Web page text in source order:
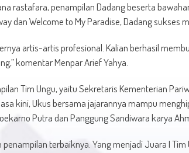
rastafara, penampilan Dadang beserta
dan Welcome to My Paradise, Dadang sukses
artis-artis profesional. Kalian berhasil
komentar Menpar Arief Yahya.
Tim Ungu, yaitu Sekretaris Kementerian
kini, Ukus bersama jajarannya mampu
Putra dan Panggung Sandiwara karya
terbaiknya. Yang menjadi Juara I Tim